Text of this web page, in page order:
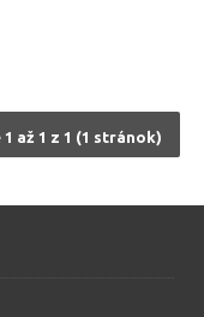
až 1 z 1 (1 stránok)